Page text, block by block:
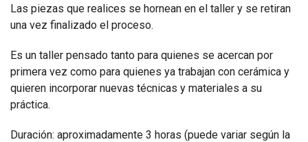
Las piezas que realices se hornean en el taller y se retiran
una vez finalizado el proceso.
Es un taller pensado tanto para quienes se acercan por
primera vez como para quienes ya trabajan con cerámica y
quieren incorporar nuevas técnicas y materiales a su
práctica.
Duración: aproximadamente 3 horas (puede variar según la